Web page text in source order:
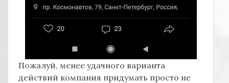
Пожалуй, менее удачного варианта
действий компания придумать просто не